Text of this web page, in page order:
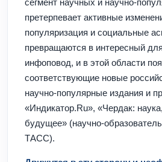
претерпевает активные
популяризация и социальные
превращаются в интересный
инфоповод, и в этой области
соответствующие новые
научно-популярные издания и
«Индикатор.Ru», «Чердак:
будущее» (научно-
ТАСС).